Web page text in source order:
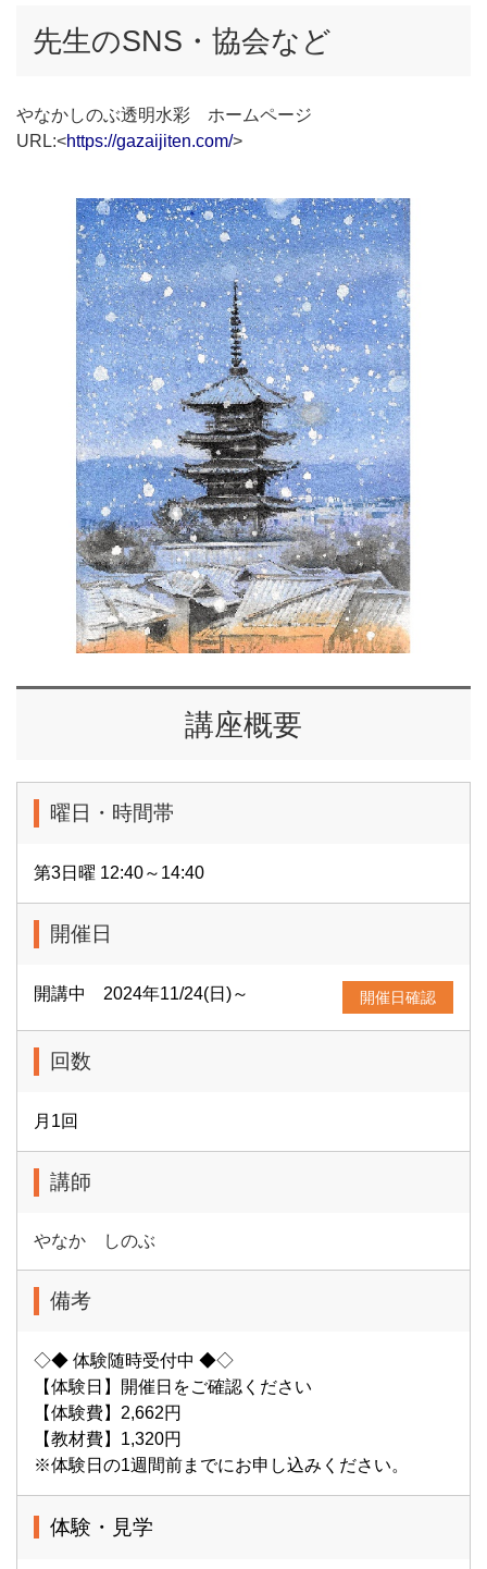
先生のSNS・協会など
やなかしのぶ透明水彩 ホームページ
URL:<https://gazaijiten.com/>
講座概要
曜日・時間帯
第3日曜 12:40～14:40
開催日
開講中 2024年11/24(日)～ 開催日確認
回数
月1回
講師
やなか しのぶ
備考
◇◆ 体験随時受付中 ◆◇
【体験日】開催日をご確認ください
【体験費】2,662円
【教材費】1,320円
※体験日の1週間前までにお申し込みください。
体験・見学